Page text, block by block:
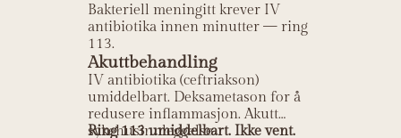
Bakteriell meningitt krever IV
antibiotika innen minutter — ring
113.
Akuttbehandling
IV antibiotika (ceftriakson)
umiddelbart. Deksametason for å
redusere inflammasjon. Akutt
sykehusinnleggelse
Ring 113 umiddelbart. Ikke vent.